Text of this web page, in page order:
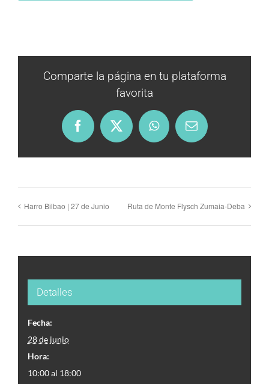
Comparte la página en tu plataforma
favorita
Facebook
X WhatsAppEmail
Harro Bilbao | 27 de Junio Ruta de Monte Flysch Zumaia-Deba
Detalles
Fecha:
28 de junio
Hora:
10:00 al 18:00